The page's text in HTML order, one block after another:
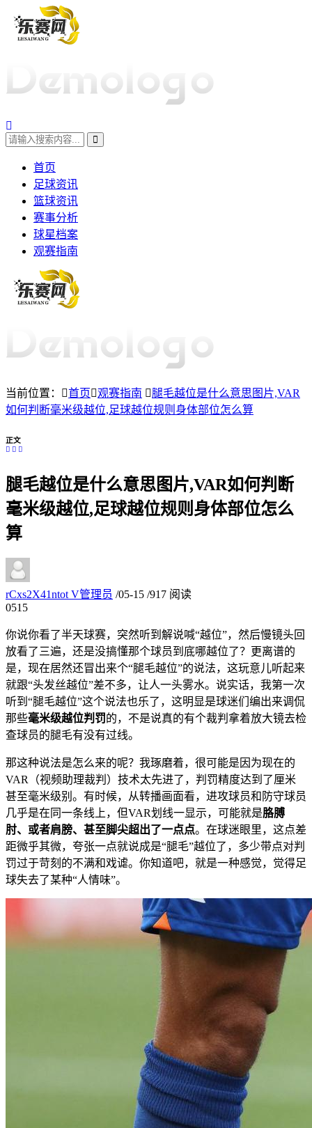
首页
足球资讯
篮球资讯
赛事分析
球星档案
观赛指南
当前位置： 首页 观赛指南
腿毛越位是什么意思图片,VAR
如何判断毫米级越位,足球越位规则身体部位怎么算
正文
腿毛越位是什么意思图片,VAR如何判断
毫米级越位,足球越位规则身体部位怎么
算
rCxs2X41ntot V管理员 /05-15 /917 阅读
0515
你说你看了半天球赛，突然听到解说喊“越位”，然后慢镜头回
放看了三遍，还是没搞懂那个球员到底哪越位了？更离谱的
是，现在居然还冒出来个“腿毛越位”的说法，这玩意儿听起来
就跟“头发丝越位”差不多，让人一头雾水。说实话，我第一次
听到“腿毛越位”这个说法也乐了，这明显是球迷们编出来调侃
那些毫米级越位判罚的，不是说真的有个裁判拿着放大镜去检
查球员的腿毛有没有过线。
那这种说法是怎么来的呢？我琢磨着，很可能是因为现在的
VAR（视频助理裁判）技术太先进了，判罚精度达到了厘米
甚至毫米级别。有时候，从转播画面看，进攻球员和防守球员
几乎是在同一条线上，但VAR划线一显示，可能就是胳膊
肘、或者肩膀、甚至脚尖超出了一点点。在球迷眼里，这点差
距微乎其微，夸张一点就说成是“腿毛”越位了，多少带点对判
罚过于苛刻的不满和戏谑。你知道吧，就是一种感觉，觉得足
球失去了某种“人情味”。